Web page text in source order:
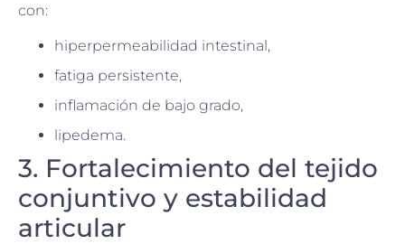
con:
hiperpermeabilidad intestinal,
fatiga persistente,
inflamación de bajo grado,
lipedema.
3. Fortalecimiento del tejido
conjuntivo y estabilidad
articular